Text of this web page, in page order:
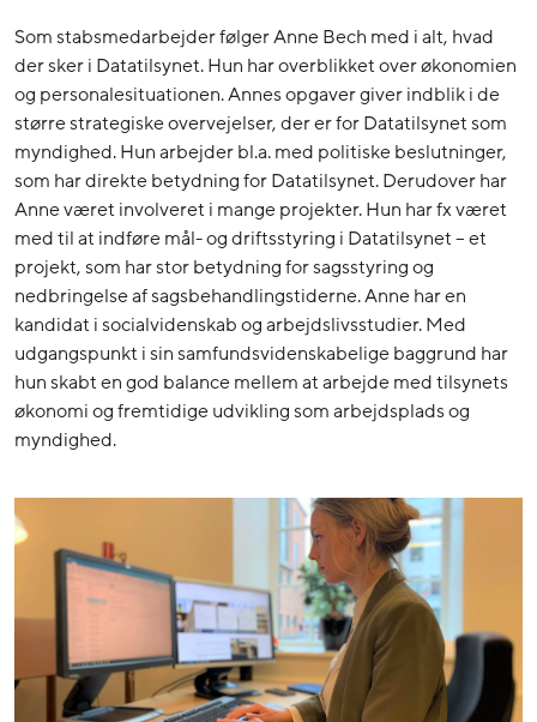
Som stabsmedarbejder følger Anne Bech med i alt, hvad
der sker i Datatilsynet. Hun har overblikket over økonomien
og personalesituationen. Annes opgaver giver indblik i de
større strategiske overvejelser, der er for Datatilsynet som
myndighed. Hun arbejder bl.a. med politiske beslutninger,
som har direkte betydning for Datatilsynet. Derudover har
Anne været involveret i mange projekter. Hun har fx været
med til at indføre mål- og driftsstyring i Datatilsynet – et
projekt, som har stor betydning for sagsstyring og
nedbringelse af sagsbehandlingstiderne. Anne har en
kandidat i socialvidenskab og arbejdslivsstudier. Med
udgangspunkt i sin samfundsvidenskabelige baggrund har
hun skabt en god balance mellem at arbejde med tilsynets
økonomi og fremtidige udvikling som arbejdsplads og
myndighed.